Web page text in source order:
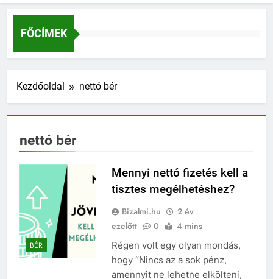
FŐCÍMEK
Kezdőoldal nettó bér
nettó bér
BÉR
Mennyi nettó fizetés kell a
tisztes megélhetéshez?
Bizalmi.hu
2 év
ezelőtt
0 4 mins
Régen volt egy olyan mondás,
hogy “Nincs az a sok pénz,
amennyit ne lehetne elkölteni,